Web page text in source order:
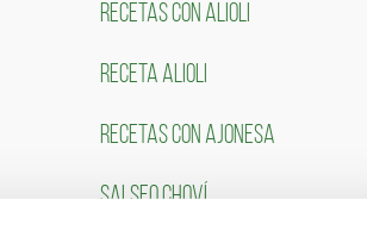
RECETAS CON ALIOLI
RECETA ALIOLI
RECETAS CON AJONESA
SALSEO CHOVÍ